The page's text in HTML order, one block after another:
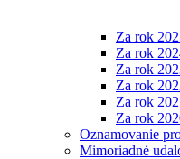
Za rok
Za rok
Za rok
Za rok
Za rok
Za rok
Oznamovanie
Mimoriadné